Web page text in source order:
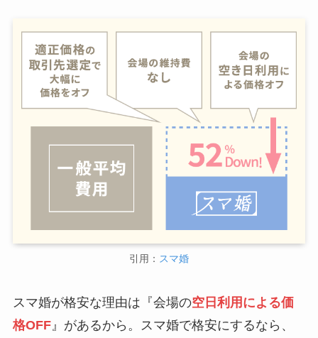
引用： スマ婚
スマ婚が格安な理由は『会場の空日利用による価
格OFF』があるから。スマ婚で格安にするなら、